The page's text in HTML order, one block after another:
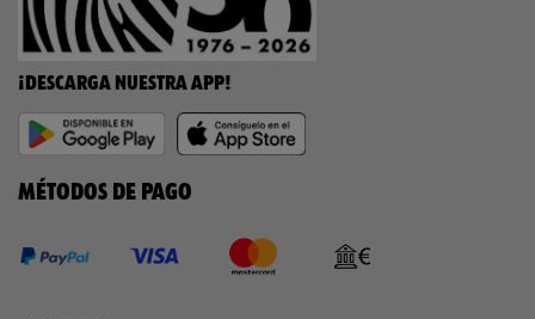
¡DESCARGA NUESTRA APP!
MÉTODOS DE PAGO